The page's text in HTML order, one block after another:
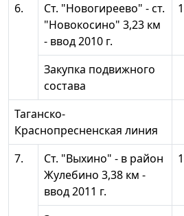
6.
Ст. "Новогиреево" - ст.
"Новокосино" 3,23 км
- ввод 2010 г.
Закупка подвижного
состава
Таганско-
Краснопресненская линия
7.
Ст. "Выхино" - в район
Жулебино 3,38 км -
ввод 2011 г.